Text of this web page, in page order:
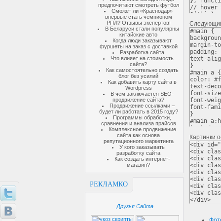
предпочитают смотреть футбол
Сможет ли «Краснодар»
впервые стать чемпионом
РПЛ? Отзывы экспертов!
В Беларуси стали популярны
китайские авто
Когда люди заказывают
фуршеты на заказ с доставкой
Разработка сайта
Что влияет на стоимость
сайта?
Как самостоятельно создать
блог без усилий
Как добавить карту сайта в
Wordpress
В чем заключается SEO-
продвижение сайта?
Продвижение ссылками –
будет ли работать в 2015 году?
Программы обработки,
сравнения и анализа прайсов
Комплексное продвижение
сайта как основа
репутационного маркетинга
У кого заказывать
разработку сайта
Как создать интернет-
магазин?
РЕКЛАМКО
Друзья Сайта
// hover
$ ( this ).
$(this).
height:
width:
left:
top:
}, "fast"
});
$(".img"
varleft
$(this).
});
});
</script>
#main {
margin-
padding :
text -
}
#main a {
color :
text -
font - size
font -
font -
}
#main
text
}
text
position:
width
:
}
.img
{
position:
z-index:
}
end
Картинки
<div id=
<div
<div
<div
<div
<div
<div
<div
</div>